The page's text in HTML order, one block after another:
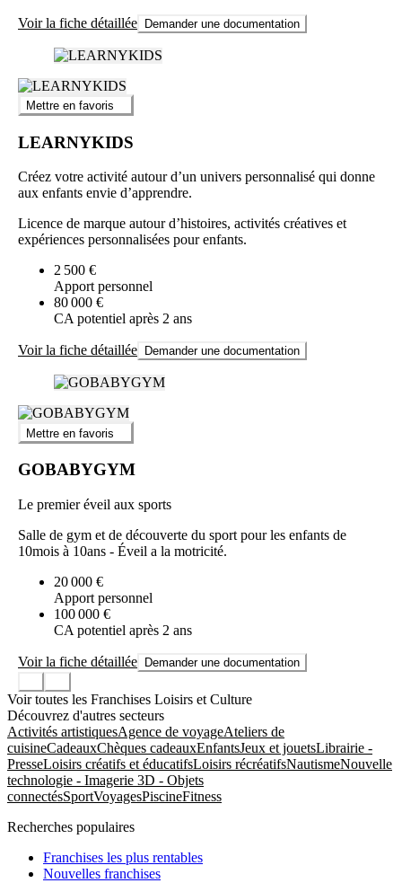
Voir la fiche détaillée Demander une documentation
Mettre en favoris
LEARNYKIDS
Créez votre activité autour d’un univers personnalisé qui donne
aux enfants envie d’apprendre.
Licence de marque autour d’histoires, activités créatives et
expériences personnalisées pour enfants.
2 500 €
Apport personnel
80 000 €
CA potentiel après 2 ans
Voir la fiche détaillée Demander une documentation
Mettre en favoris
GOBABYGYM
Le premier éveil aux sports
Salle de gym et de découverte du sport pour les enfants de
10mois à 10ans - Éveil a la motricité.
20 000 €
Apport personnel
100 000 €
CA potentiel après 2 ans
Voir la fiche détaillée Demander une documentation
Voir toutes les Franchises Loisirs et Culture
Découvrez d'autres secteurs
Activités artistiquesAgence de voyageAteliers de
cuisineCadeauxChèques cadeauxEnfantsJeux et jouetsLibrairie -
PresseLoisirs créatifs et éducatifsLoisirs récréatifsNautismeNouvelle
technologie - Imagerie 3D - Objets
connectésSportVoyagesPiscineFitness
Recherches populaires
Franchises les plus rentables
Nouvelles franchises